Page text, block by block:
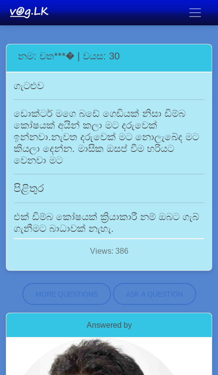
නම: චත***� | වයස: 30
ගැටළුව
ඩොක්ටර් මගෙ බඩේ ගෙඩියක් නිසා ඩිම්බ
කෝෂයක් අයින් කලා මට දරුවෙක්
ඉන්නවා.නැවත දරුවෙක් මට නොලැබේද මට
කියලා දෙන්න. මාසික ඔසප් වීම හරියට
වෙනවා මට
පිළිතුර
එක් ඩිම්බ කෝෂයක් ක්‍රියාකාරී නම් ඔබට ගැබ්
ගැනීමට බාධාවක් නැහැ.
Views: 386
MORE QUESTIONS ASK A QUESTION
Answered by